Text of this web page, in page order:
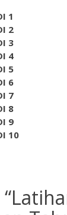
1
2
3
4
5
6
7
8
9
10